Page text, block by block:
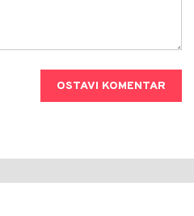
OSTAVI KOMENTAR